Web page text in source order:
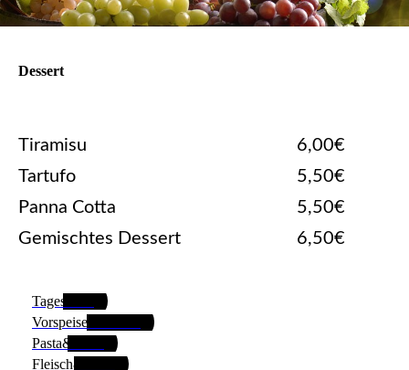
Dessert
Tiramisu
6,00€
Tartufo
5,50€
Panna Cotta
5,50€
Gemischtes Dessert
6,50€
Tageskarte
Vorspeisen&Salate
Pasta&Pizza
Fleisch&Fisch